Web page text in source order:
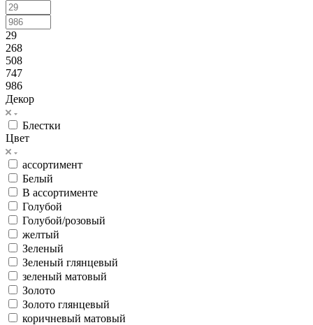
29
268
508
747
986
Декор
Блестки
Цвет
ассортимент
Белый
В ассортименте
Голубой
Голубой/розовый
желтый
Зеленый
Зеленый глянцевый
зеленый матовый
Золото
Золото глянцевый
коричневый матовый